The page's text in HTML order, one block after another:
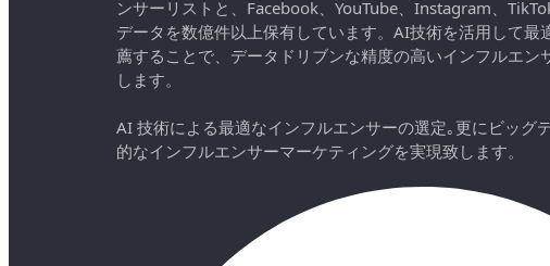
ンサーリストと、Facebook、YouTube、Instagram、
データを数億件以上保有しています。AI技術を活用して最
薦することで、データドリブンな精度の高いインフルエン
します。
AI 技術による最適なインフルエンサーの選定｡更にビッグ
的なインフルエンサーマーケティングを実現致します。